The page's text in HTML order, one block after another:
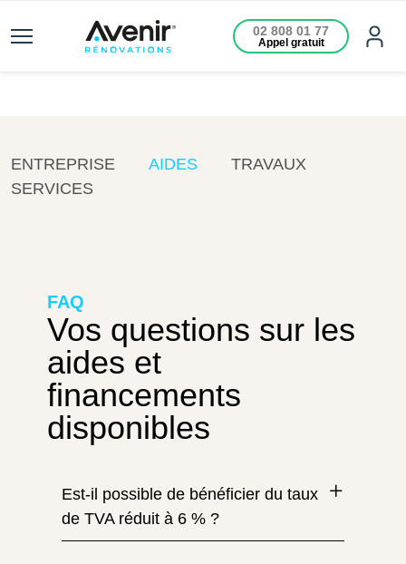
02 808 01 77
Appel gratuit
ENTREPRISE AIDES
TRAVAUX
SERVICES
FAQ
Vos questions sur les
aides et
financements
disponibles
Est-il possible de bénéficier du taux
de TVA réduit à 6 % ?